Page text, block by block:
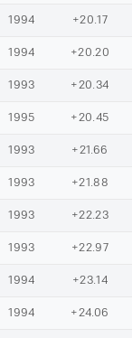
1994 +20.17
1994 +20.20
1993 +20.34
1995 +20.45
1993 +21.66
1993 +21.88
1993 +22.23
1993 +22.97
1994 +23.14
1994 +24.06